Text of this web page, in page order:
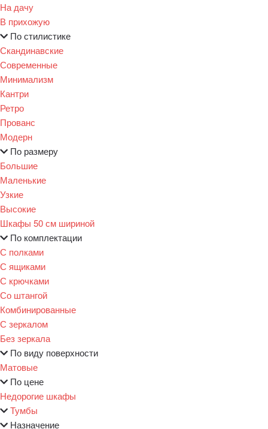
На дачу
В прихожую
По стилистике
Скандинавские
Современные
Минимализм
Кантри
Ретро
Прованс
Модерн
По размеру
Большие
Маленькие
Узкие
Высокие
Шкафы 50 см шириной
По комплектации
С полками
С ящиками
С крючками
Со штангой
Комбинированные
С зеркалом
Без зеркала
По виду поверхности
Матовые
По цене
Недорогие шкафы
Тумбы
Назначение